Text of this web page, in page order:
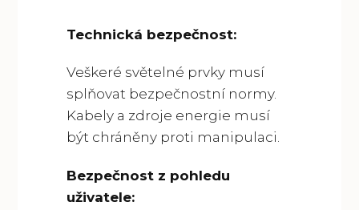
Technická bezpečnost:
Veškeré světelné prvky musí
splňovat bezpečnostní normy.
Kabely a zdroje energie musí
být chráněny proti manipulaci.
Bezpečnost z pohledu
uživatele: